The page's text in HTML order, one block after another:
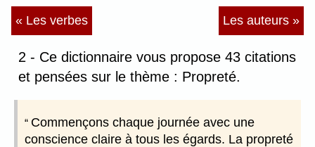
« Les verbes Les auteurs »
2 - Ce dictionnaire vous propose 43 citations
et pensées sur le thème : Propreté.
Commençons chaque journée avec une
conscience claire à tous les égards. La propreté